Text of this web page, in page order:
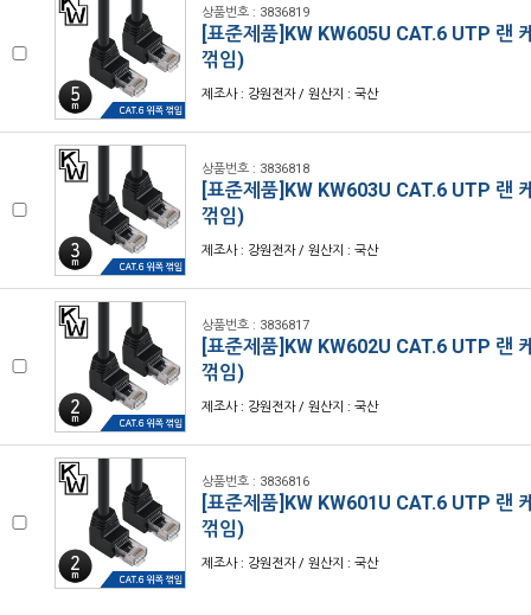
상품번호 : 3836819
[표준제품]KW KW605U CAT.6 UTP 랜
꺾임)
제조사 : 강원전자 / 원산지 : 국산
상품번호 : 3836818
[표준제품]KW KW603U CAT.6 UTP 랜
꺾임)
제조사 : 강원전자 / 원산지 : 국산
상품번호 : 3836817
[표준제품]KW KW602U CAT.6 UTP 랜
꺾임)
제조사 : 강원전자 / 원산지 : 국산
상품번호 : 3836816
[표준제품]KW KW601U CAT.6 UTP 랜
꺾임)
제조사 : 강원전자 / 원산지 : 국산